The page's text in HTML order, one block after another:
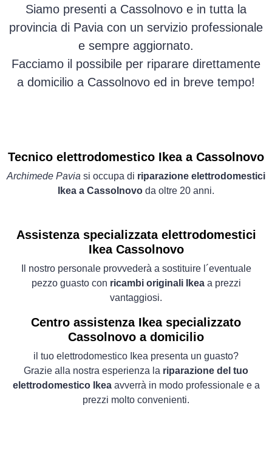
Siamo presenti a Cassolnovo e in tutta la
provincia di Pavia con un servizio professionale
e sempre aggiornato.
Facciamo il possibile per riparare direttamente
a domicilio a Cassolnovo ed in breve tempo!
Tecnico elettrodomestico Ikea a Cassolnovo
Archimede Pavia si occupa di riparazione elettrodomestici
Ikea a Cassolnovo da oltre 20 anni.
Assistenza specializzata elettrodomestici
Ikea Cassolnovo
Il nostro personale provvederà a sostituire l´eventuale
pezzo guasto con ricambi originali Ikeaa prezzi
vantaggiosi.
Centro assistenza Ikea specializzato
Cassolnovo a domicilio
il tuo elettrodomestico Ikea presenta un guasto?
Grazie alla nostra esperienza la riparazione del tuo
elettrodomestico Ikeaavverrà in modo professionale e a
prezzi molto convenienti.